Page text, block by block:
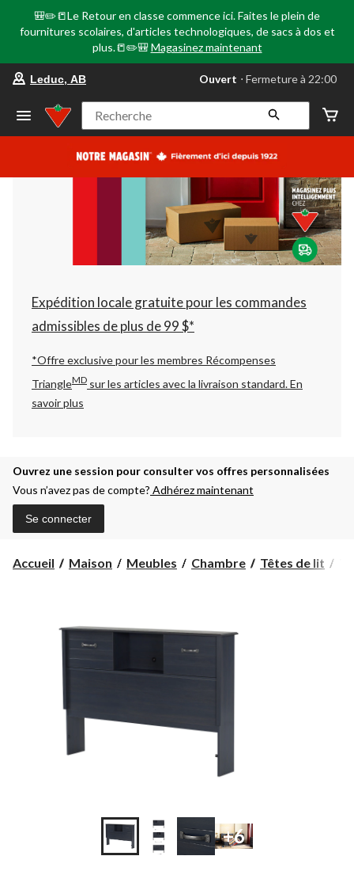
🎒✏️📒Le Retour en classe commence ici. Faites le plein de
fournitures scolaires, d'articles technologiques, de sacs à dos et
plus.📒✏️🎒 Magasinez maintenant
votre
préféré
Leduc,
AB,
courament
Fermeture
à
22:00
cliquer
pour
changer
Leduc, AB Ouvert ⋅ Fermeture à 22:00
Recherche
Expédition locale gratuite pour les commandes
admissibles de plus de 99 $*
*Offre exclusive pour les membres Récompenses
TriangleMD sur les articles avec la livraison standard.En
savoir plus
Ouvrez une session pour consulter vos offres personnalisées
Vous n’avez pas de compte? Adhérez maintenant
Se connecter
Accueil Maison Meubles Chambre Têtes de lit
+6